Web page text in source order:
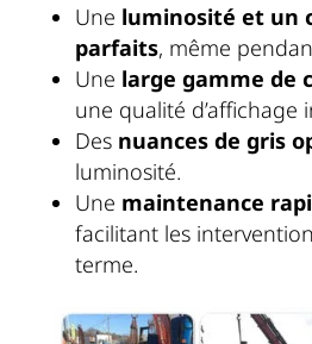
Une luminosité et un
parfaits, même
Une large gamme de
une qualité d’affichage
Des nuances de gris
luminosité.
Une maintenance
facilitant les
terme.